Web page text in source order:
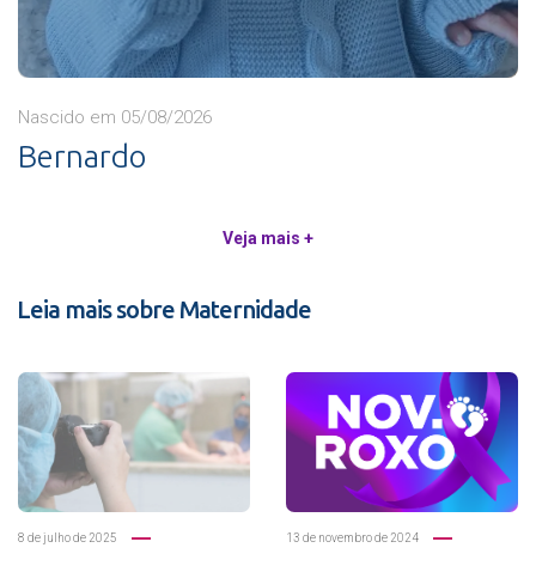
Nascido em 05/08/2026
Bernardo
Veja mais +
Leia mais sobre Maternidade
8 de julho de 2025 13 de novembro de 2024